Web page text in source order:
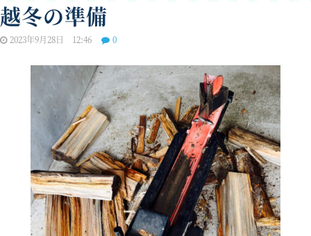
越冬の準備
2023年9月28日 12:46 0